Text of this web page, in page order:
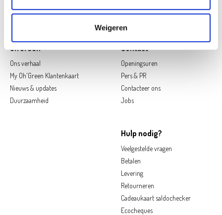
Weigeren
Oh'Green
Ons verhaal
My Oh'Green Klantenkaart
Nieuws & updates
Duurzaamheid
Contact
Openingsuren
Pers & PR
Contacteer ons
Jobs
Hulp nodig?
Veelgestelde vragen
Betalen
Levering
Retourneren
Cadeaukaart saldochecker
Ecocheques
Follow us on social media